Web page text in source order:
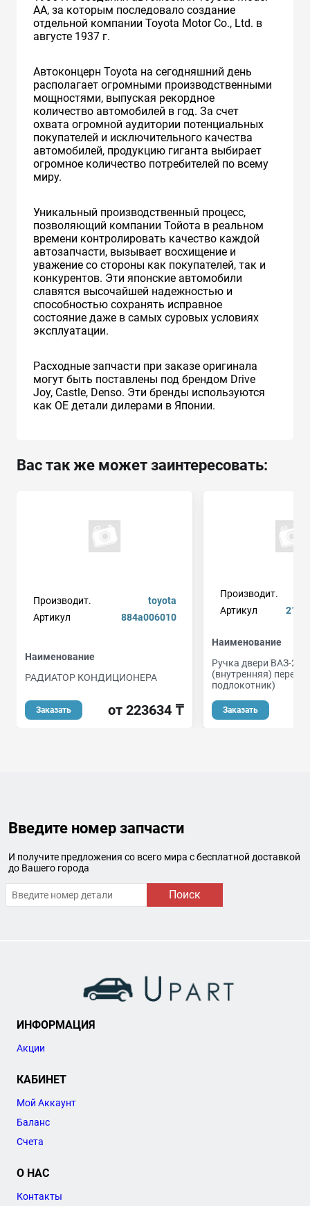
AA, за которым последовало создание
отдельной компании Toyota Motor Co., Ltd. в
августе 1937 г.
Автоконцерн Toyota на сегодняшний день
располагает огромными производственными
мощностями, выпуская рекордное
количество автомобилей в год. За счет
охвата огромной аудитории потенциальных
покупателей и исключительного качества
автомобилей, продукцию гиганта выбирает
огромное количество потребителей по всему
миру.
Уникальный производственный процесс,
позволяющий компании Тойота в реальном
времени контролировать качество каждой
автозапчасти, вызывает восхищение и
уважение со стороны как покупателей, так и
конкурентов. Эти японские автомобили
славятся высочайшей надежностью и
способностью сохранять исправное
состояние даже в самых суровых условиях
эксплуатации.
Расходные запчасти при заказе оригинала
могут быть поставлены под брендом Drive
Joy, Castle, Denso. Эти бренды используются
как ОЕ детали дилерами в Японии.
Вас так же может заинтересовать:
Производит.
toyota
Артикул
884a006010
Наименование
РАДИАТОР КОНДИЦИОНЕРА
Заказать от 223634 ₸
Производит.
Артикул
Наименование
Ручка двери ВАЗ-
(внутренняя)
подлокотник)
Заказать
Введите номер запчасти
И получите предложения со всего мира с бесплатной доставкой
до Вашего города
Поиск
ИНФОРМАЦИЯ
Акции
КАБИНЕТ
Мой Аккаунт
Баланс
Счета
О НАС
Контакты